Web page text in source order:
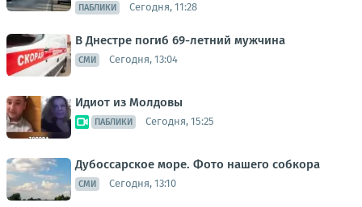
ПАБЛИКИ Сегодня, 11:28
В Днестре погиб 69-летний мужчина
СМИ Сегодня, 13:04
Идиот из Молдовы
ПАБЛИКИ Сегодня, 15:25
Дубоссарское море. Фото нашего собкора
СМИ Сегодня, 13:10